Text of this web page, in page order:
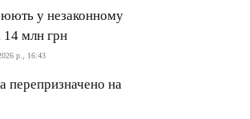
у незаконному
14 млн грн
р., 16:43
перепризначено на